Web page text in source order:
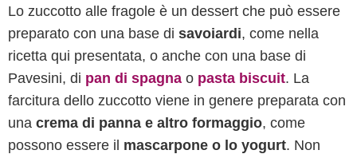
Lo zuccotto alle fragole è un dessert che può essere
preparato con una base di savoiardi, come nella
ricetta qui presentata, o anche con una base di
Pavesini, di pan di spagna o pasta biscuit. La
farcitura dello zuccotto viene in genere preparata con
una crema di panna e altro formaggio, come
possono essere il mascarpone o lo yogurt. Non